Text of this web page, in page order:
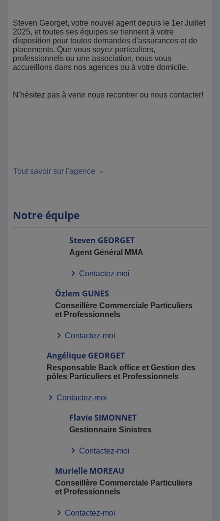
Steven Georget, votre nouvel agent depuis le 1er Juillet
2025, et toutes ses équipes se tiennent à votre
disposition pour toutes demandes d'assurances et de
placements. Que vous soyez particuliers,
professionnels ou une association, nous vous
accueillons dans nos agences ou à votre domicile.
N'hésitez pas à venir nous recontrer ou nous contacter!
Tout savoir sur l'agence
Notre équipe
Steven GEORGET
Agent Général MMA
Contactez-moi
Özlem GUNES
Conseillère Commerciale Particuliers
et Professionnels
Contactez-moi
Angélique GEORGET
Responsable Back office et Gestion des
pôles Particuliers et Professionnels
Contactez-moi
FlavieSIMONNET
Gestionnaire Sinistres
Contactez-moi
Murielle MOREAU
Conseillère Commerciale Particuliers
et Professionnels
Contactez-moi